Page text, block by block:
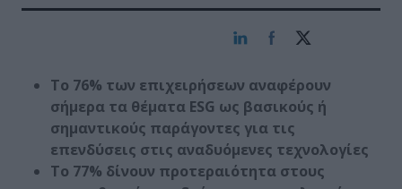
Το 76% των επιχειρήσεων αναφέρουν
σήμερα τα θέματα ESG ως βασικούς ή
σημαντικούς παράγοντες για τις
επενδύσεις στις αναδυόμενες τεχνολογίες
Το 77% δίνουν προτεραιότητα στους